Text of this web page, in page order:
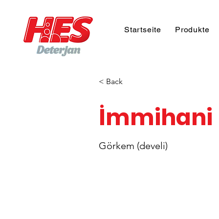
Startseite Produkte
< Back
İmmihani
Görkem (develi)